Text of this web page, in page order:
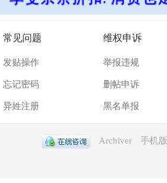
常见问题
发贴操作
忘记密码
异姓注册
维权申诉
举报违规
删帖申诉
黑名单报
Archiver 手机版